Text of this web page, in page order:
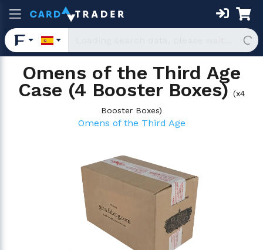
Omens of the Third Age
Case (4 Booster Boxes) (x4
Booster Boxes)
Omens of the Third Age